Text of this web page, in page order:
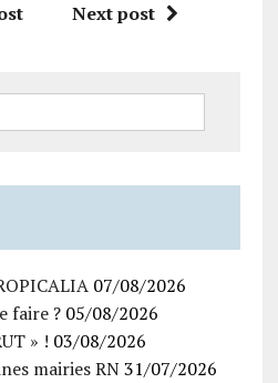
Next post
07/08/2026
faire ? 05/08/2026
» ! 03/08/2026
mairies RN 31/07/2026